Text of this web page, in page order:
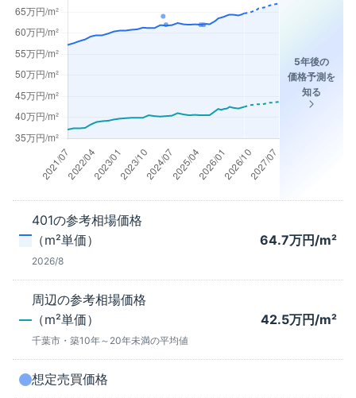
5年後の
価格予測を
知る
401の参考相場価格
（m²単価）
2026/8
64.7万円/m²
周辺の参考相場価格
（m²単価）
千葉市 ・築10年～20年未満の平均値
42.5万円/m²
想定売買価格